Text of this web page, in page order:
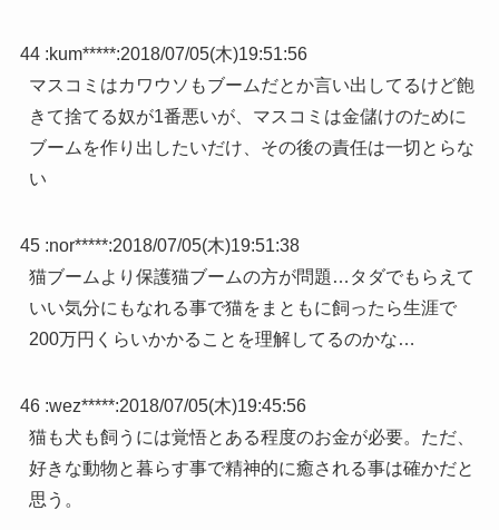
44 :kum*****:2018/07/05(木)19:51:56
マスコミはカワウソもブームだとか言い出してるけど飽
きて捨てる奴が1番悪いが、マスコミは金儲けのために
ブームを作り出したいだけ、その後の責任は一切とらな
い
45 :nor*****:2018/07/05(木)19:51:38
猫ブームより保護猫ブームの方が問題…タダでもらえて
いい気分にもなれる事で猫をまともに飼ったら生涯で
200万円くらいかかることを理解してるのかな…
46 :wez*****:2018/07/05(木)19:45:56
猫も犬も飼うには覚悟とある程度のお金が必要。ただ、
好きな動物と暮らす事で精神的に癒される事は確かだと
思う。